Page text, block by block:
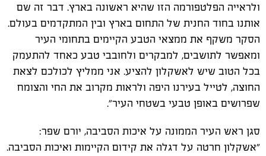
ולראייה הפלטפורמה הזו שהיא ראשונה בארץ. דבר זה שם
אותנו בחוד החנית של התחום בארץ ובין המתקדמים בעולם.
הסקר משקף את ממצאי הטבע הקיימים בתחומי העיר
ומאפשר לתושבים, למבקרים ולחובבי טבע כאחד להתעמק
בכל הטוב שיש לאשקלון להציע. אני ממליץ לכולכם לצאת
החוצה, לטייל בעירנו היפה ולראות מקרוב את החי והצומח
שפרושים באופן טבעי בשטחי העיר".
סגן ראש העיר הממונה על איכות הסביבה, יורם שפר:
"אשקלון חרטה על דגלה את קידום הקיימות ואיכות הסביבה.